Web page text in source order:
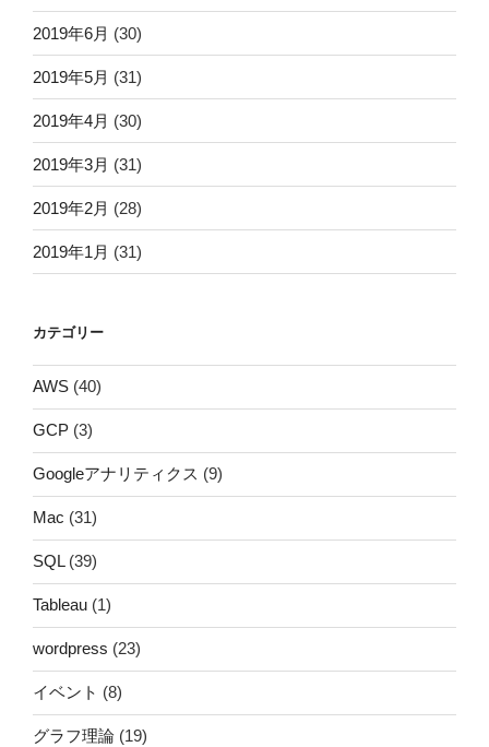
2019年6月 (30)
2019年5月 (31)
2019年4月 (30)
2019年3月 (31)
2019年2月 (28)
2019年1月 (31)
カテゴリー
AWS (40)
GCP (3)
Googleアナリティクス (9)
Mac (31)
SQL(39)
Tableau (1)
wordpress (23)
イベント (8)
グラフ理論 (19)